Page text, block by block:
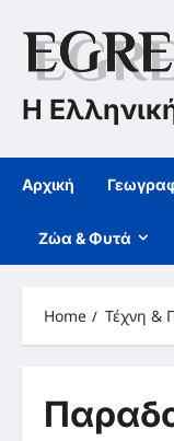
content
Η
Αρχική
Ζώα & Φυτά
Home Τέχνη &